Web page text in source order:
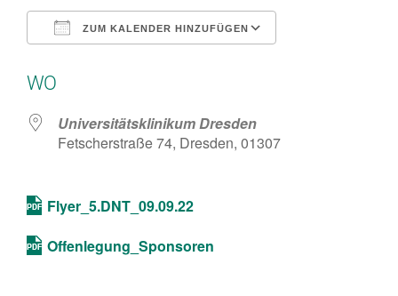
Service
Kontakt
ZUM KALENDER HINZUFÜGEN
WO
Universitätsklinikum Dresden
Fetscherstraße 74, Dresden, 01307
Flyer_5.DNT_09.09.22
Offenlegung_Sponsoren